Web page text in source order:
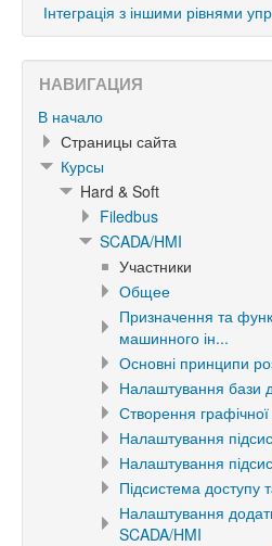
Інтеграція з іншими рівнями
НАВИГАЦИЯ
В начало
Страницы сайта
Курсы
Hard & Soft
Filedbus
SCADA/HMI
Участники
Общее
Призначення та
машинного ін...
Основні принципи
Налаштування бази
Створення
Налаштування
Налаштування
Підсистема доступу
Налаштування
SCADA/HMI